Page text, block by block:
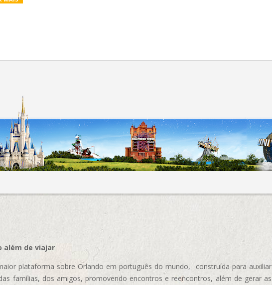
além de viajar
plataforma sobre Orlando em português do mundo, construída para auxiliar
famílias, dos amigos, promovendo encontros e reencontros, além de gerar as